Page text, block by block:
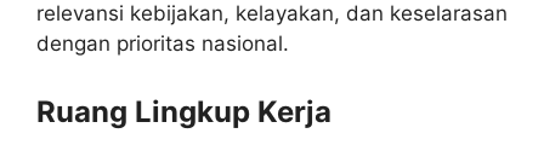
relevansi kebijakan, kelayakan, dan keselarasan
dengan prioritas nasional.
Ruang Lingkup Kerja